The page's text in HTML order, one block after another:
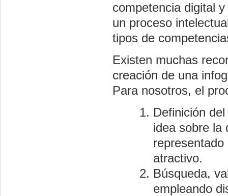
competencia digital
un proceso
tipos de
Existen muchas
creación de una
Para nosotros, el
Definición
idea sobre la
atractivo.
Búsqueda,
empleando